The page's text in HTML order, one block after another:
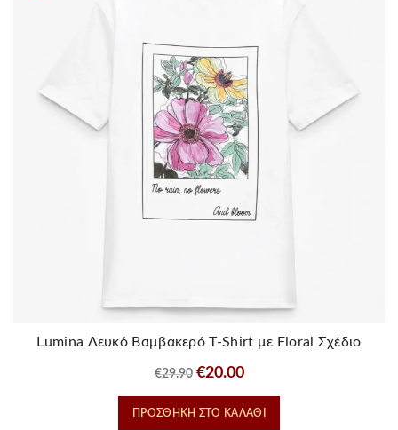
Lumina Λευκό Βαμβακερό T-Shirt με Floral Σχέδιο
€29.90 Original
price
was:
€20.00Η
τρέχουσα
τιμή
ΠΡΟΣΘΉΚΗ ΣΤΟ ΚΑΛΆΘΙ